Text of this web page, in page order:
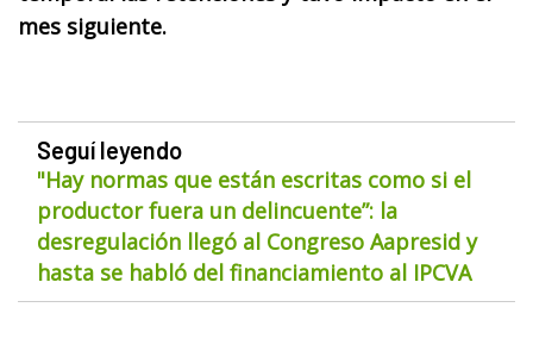
mes siguiente.
Seguí leyendo
"Hay normas que están escritas como si el
productor fuera un delincuente”: la
desregulación llegó al Congreso Aapresid y
hasta se habló del financiamiento al IPCVA